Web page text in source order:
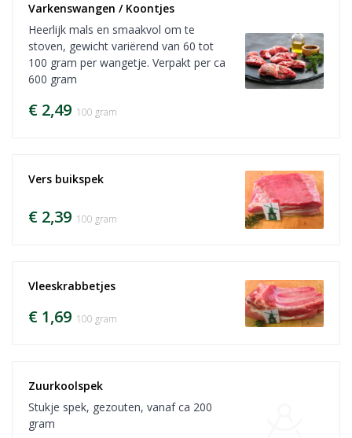
Varkenswangen / Koontjes
Heerlijk mals en smaakvol om te
stoven, gewicht variërend van 60 tot
100 gram per wangetje. Verpakt per ca
600 gram
€ 2,49 100 gram
Vers buikspek
€ 2,39 100 gram
Vleeskrabbetjes
€ 1,69 100 gram
Zuurkoolspek
Stukje spek, gezouten, vanaf ca 200
gram